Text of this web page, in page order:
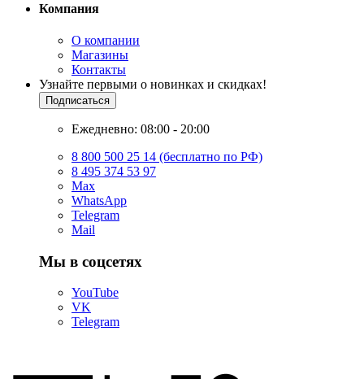
Компания
О компании
Магазины
Контакты
Узнайте первыми о новинках и скидках!
Подписаться
Ежедневно: 08:00 - 20:00
8 800 500 25 14 (бесплатно по РФ)
8 495 374 53 97
Max
WhatsApp
Telegram
Mail
Мы в соцсетях
YouTube
VK
Telegram